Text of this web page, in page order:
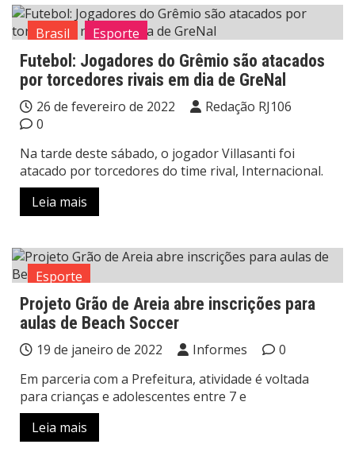
Brasil Esporte
Futebol: Jogadores do Grêmio são atacados
por torcedores rivais em dia de GreNal
26 de fevereiro de 2022
Redação RJ106
0
Na tarde deste sábado, o jogador Villasanti foi
atacado por torcedores do time rival, Internacional.
Leia mais
Esporte
Projeto Grão de Areia abre inscrições para
aulas de Beach Soccer
19 de janeiro de 2022 Informes
0
Em parceria com a Prefeitura, atividade é voltada
para crianças e adolescentes entre 7 e
Leia mais